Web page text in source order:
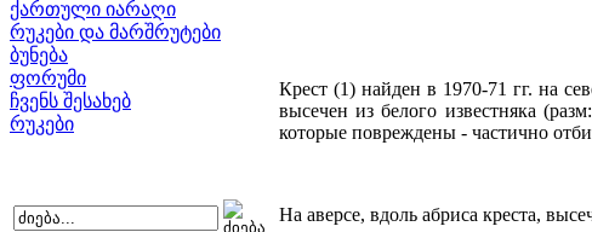
ქართული იარაღი
რუკები და მარშრუტები
ბუნება
ფორუმი
ჩვენს შესახებ
რუკები
Крест (1) найден в 1970-71 гг. на
высечен из белого известняка
которые повреждены - частично
На аверсе, вдоль абриса креста,